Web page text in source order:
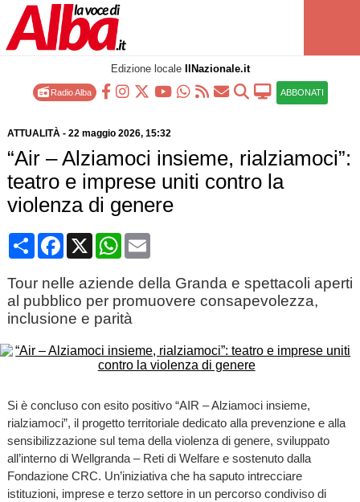
Edizione locale IlNazionale.it
Radio Alba ABBONATI
ATTUALITÀ- 22 maggio 2026, 15:32
“Air – Alziamoci insieme, rialziamoci”:
teatro e imprese uniti contro la
violenza di genere
CondividiFacebook
X WhatsApp
Email
Tour nelle aziende della Granda e spettacoli aperti
al pubblico per promuovere consapevolezza,
inclusione e parità
Si è concluso con esito positivo “AIR – Alziamoci insieme,
rialziamoci”, il progetto territoriale dedicato alla prevenzione e alla
sensibilizzazione sul tema della violenza di genere, sviluppato
all’interno di Wellgranda – Reti di Welfare e sostenuto dalla
Fondazione CRC. Un’iniziativa che ha saputo intrecciare
istituzioni, imprese e terzo settore in un percorso condiviso di